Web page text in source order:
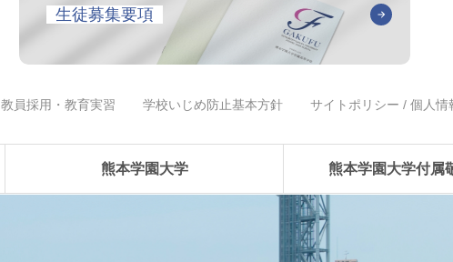
生徒募集要項
教員採用・教育実習 学校いじめ防止基本方針 サイトポリシー / 個人情
熊本学園大学 熊本学園大学付属